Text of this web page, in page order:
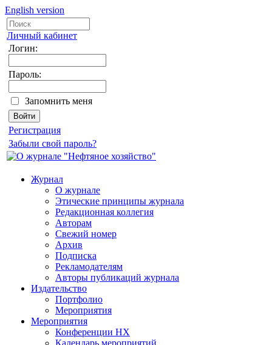
English version
Личный кабинет
Логин:
Пароль:
Запомнить меня
Регистрация
Забыли свой пароль?
Журнал
О журнале
Этические принципы журнала
Редакционная коллегия
Авторам
Свежий номер
Архив
Подписка
Рекламодателям
Авторы публикаций журнала
Издательство
Портфолио
Мероприятия
Мероприятия
Конференции НХ
Календарь мероприятий